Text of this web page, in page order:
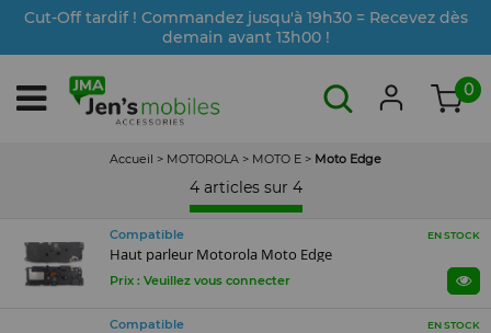
Cut-Off tardif ! Commandez jusqu'à 19h30 = Recevez dès
demain avant 13h00 !
0
Accueil > MOTOROLA > MOTO E > Moto Edge
4 articles sur 4
Compatible EN STOCK
Haut parleur Motorola Moto Edge
Prix : Veuillez vous connecter
Compatible EN STOCK